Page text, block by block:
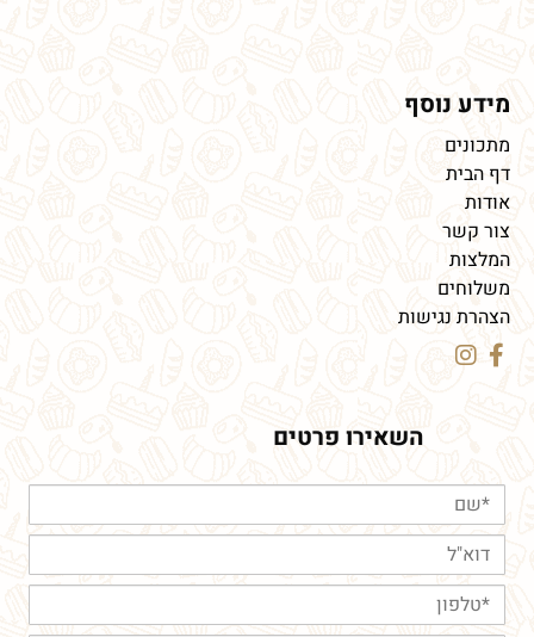
מידע נוסף
מתכונים
דף הבית
אודות
צור קשר
המלצות
משלוחים
הצהרת נגישות
השאירו פרטים